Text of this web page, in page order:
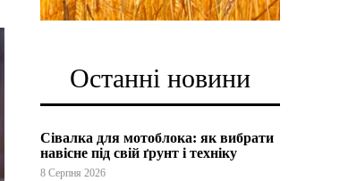
Останні новини
Сівалка для мотоблока: як вибрати
навісне під свій ґрунт і техніку
8 Серпня 2026